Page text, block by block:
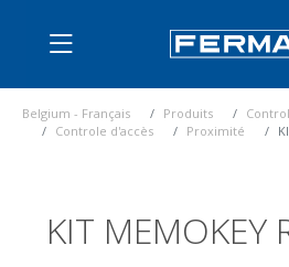
Belgium - Français Produits
Controle d'accès
Proximité
KIT MEMOKEY